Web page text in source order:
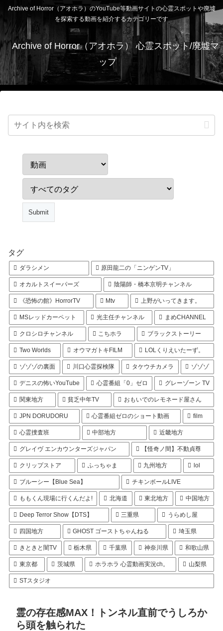
Archive of Horror（アオホラ）のYouTube等動画サイトの心霊スポットや廃墟
を探索する動画を紹介するカテゴリーです
Archive of Horror（アオホラ） 心霊スポット/廃墟マ
ップ
タグ
ダラシメン 原田龍二の「ニンゲンTV」
オカルトスイーパーズ 陰陽師・橋本京明チャンネル
《恐怖の館》HorrorTV Mtv 上野がいってきます。
MSレッドカーペット 光主任チャンネル まめCHANNEL
クロシロチャンネル こちホラ ブラックストーリー
Two Worlds オウマガトキFILM LOLくりえいたーず。
ゾゾゾの裏面 川口心霊探検隊 タケウチカメラ ゾゾゾ
デニスの怖いYouTube 心霊番組「0」ゼロ グレーゾーン TV
関東地方 貧乏中年TV おもいでのレモネード屋さん
JPN DORUDORU 心霊番組ゼロのショート動画 film
心霊捜査班 中部地方 近畿地方
グレイヴ エンカウンターズジャパン 【怪奇ノ間】不動貞尊
クリップストア ふっちゃま 九州地方 lol
ブルーシー【Blue Sea】 チキンボールLIVE
ももくん現場に行くんだよ! 北海道 東北地方 中国地方
Deep Terror Show【DTS】 三重県 うらめし屋
四国地方 GHOST ゴーストちゃんねる 埼玉県
きときと闇TV 栃木県 千葉県 神奈川県 和歌山県
東京都 茨城県 ホラホラ 心霊動画実況ch。 山梨県
STスタジオ
霊の存在感MAX！トンネル直前でうしろか
ら頭を触られた